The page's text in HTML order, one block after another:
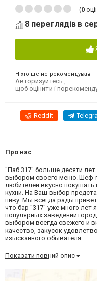
(0
8 переглядів в
Ніхто ще не рекомендував
Авторизуйтесь
щоб оцінити і
Reddit
Про нас
"Паб 317" больше десяти
выбором своего меню. Шеф-
любителей вкусно
кухни. На Ваш выбор
пиву. Мы всегда рады
что бар "317" уже много лет
популярных заведений
выбором всегда свежего и
качество, закусок
изысканного обывателя.
Показати повний опис